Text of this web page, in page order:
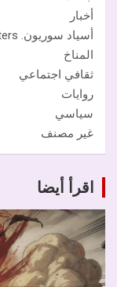
أخبار
أسياد سوريون. Syrian Masters
المناخ
ثقافي اجتماعي
روايات
سياسي
غير مصنف
اقرأ أيضا